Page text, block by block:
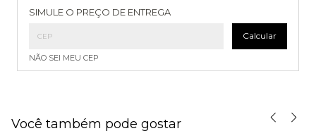
SIMULE O PREÇO DE ENTREGA
Calcular
NÃO SEI MEU CEP
Você também pode gostar